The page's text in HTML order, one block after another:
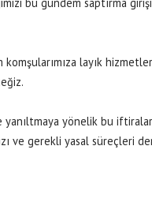
komşularımıza layık
yönelik bu
ve gerekli yasal süreçleri